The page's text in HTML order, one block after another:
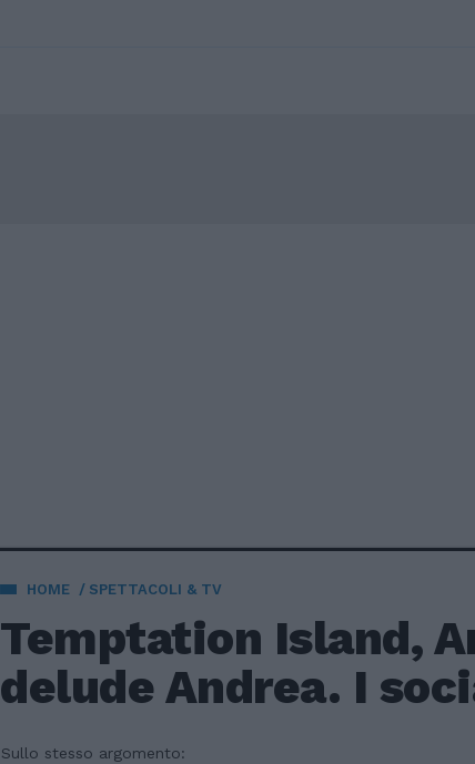
HOME SPETTACOLI & TV
Temptation Island,
delude Andrea. I
Sullo stesso argomento: